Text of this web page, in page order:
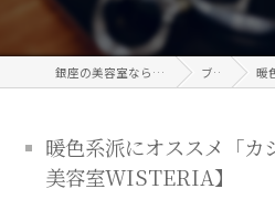
銀座の美容室なら信頼のWISTERIA ブログ 暖色
暖色系派にオススメ「カ
美容室WISTERIA】